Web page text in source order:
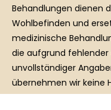
Behandlungen dienen
Wohlbefinden und
medizinische
die aufgrund fehlender
unvollständiger